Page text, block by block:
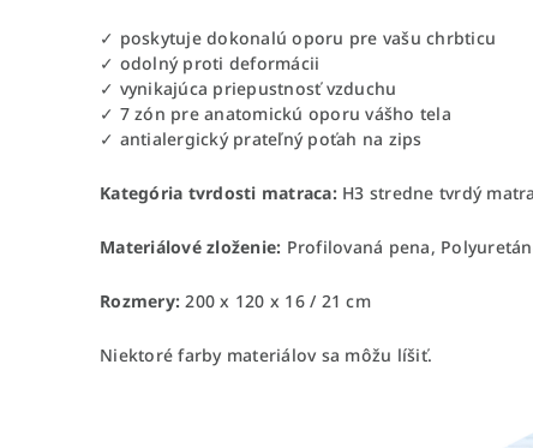
✓ poskytuje dokonalú oporu pre vašu chrbticu
✓ odolný proti deformácii
✓ vynikajúca priepustnosť vzduchu
✓ 7 zón pre anatomickú oporu vášho tela
✓ antialergický prateľný poťah na zips
Kategória tvrdosti matraca: H3 stredne tvrdý
Materiálové zloženie: Profilovaná pena,
Rozmery:200 x 120 x 16 / 21 cm
Niektoré farby materiálov sa môžu líšiť.